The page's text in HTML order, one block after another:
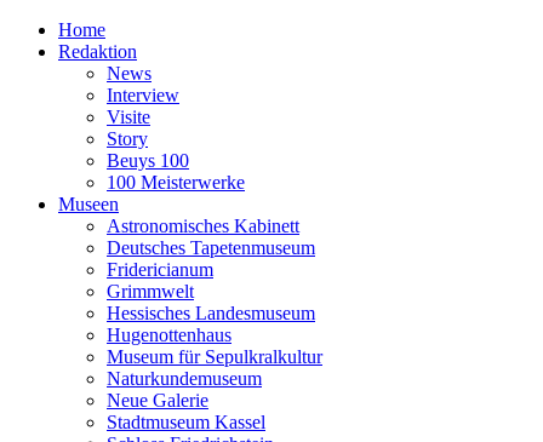
Home
Redaktion
News
Interview
Visite
Story
Beuys 100
100 Meisterwerke
Museen
Astronomisches Kabinett
Deutsches Tapetenmuseum
Fridericianum
Grimmwelt
Hessisches Landesmuseum
Hugenottenhaus
Museum für Sepulkralkultur
Naturkundemuseum
Neue Galerie
Stadtmuseum Kassel